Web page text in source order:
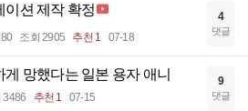
이션 제작 확정
조회 2905 추천 1 07-18
4
댓글
게 망했다는 일본 용자 애니
3486 추천 1 07-15
9
댓글